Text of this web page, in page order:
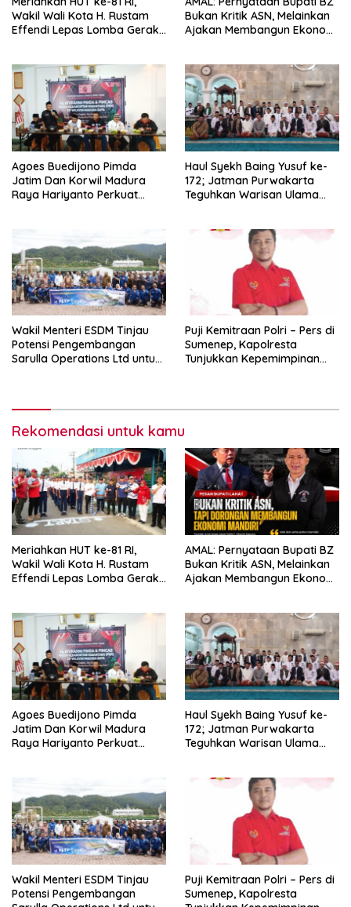
Wakil Wali Kota H. Rustam
Effendi Lepas Lomba Gerak
Bukan Kritik ASN, Melainkan
Ajakan Membangun Ekonomi
Agoes Buedijono Pimda
Jatim Dan Korwil Madura
Raya Hariyanto Perkuat
Haul Syekh Baing Yusuf ke-
172; Jatman Purwakarta
Teguhkan Warisan Ulama
Wakil Menteri ESDM Tinjau
Potensi Pengembangan
Sarulla Operations Ltd untuk
Puji Kemitraan Polri – Pers di
Sumenep, Kapolresta
Tunjukkan Kepemimpinan
Rekomendasi untuk kamu
Meriahkan HUT ke-81 RI,
Wakil Wali Kota H. Rustam
Effendi Lepas Lomba Gerak
AMAL: Pernyataan Bupati BZ
Bukan Kritik ASN, Melainkan
Ajakan Membangun Ekonomi
Agoes Buedijono Pimda
Jatim Dan Korwil Madura
Raya Hariyanto Perkuat
Haul Syekh Baing Yusuf ke-
172; Jatman Purwakarta
Teguhkan Warisan Ulama
Wakil Menteri ESDM Tinjau
Potensi Pengembangan
Puji Kemitraan Polri – Pers di
Sumenep, Kapolresta